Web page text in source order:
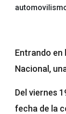
Entrando en
Nacional,
Del viernes
fecha de la